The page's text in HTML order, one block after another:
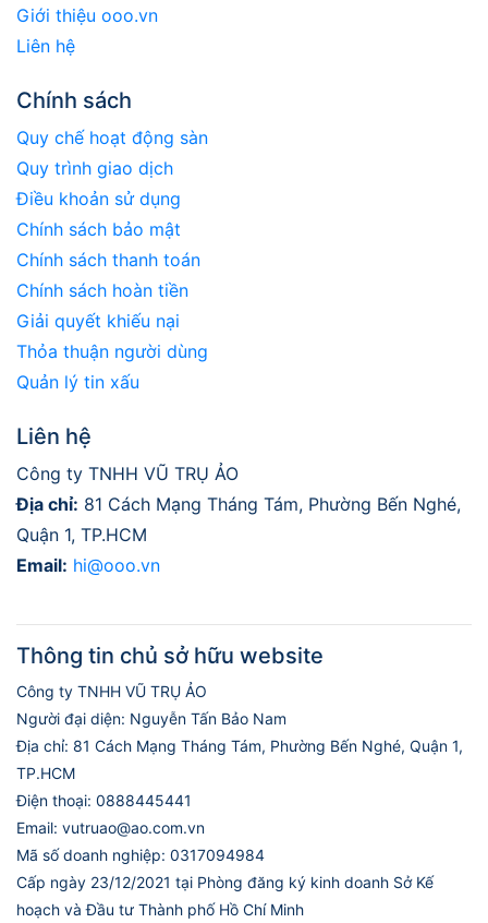
Giới thiệu ooo.vn
Liên hệ
Chính sách
Quy chế hoạt động sàn
Quy trình giao dịch
Điều khoản sử dụng
Chính sách bảo mật
Chính sách thanh toán
Chính sách hoàn tiền
Giải quyết khiếu nại
Thỏa thuận người dùng
Quản lý tin xấu
Liên hệ
Công ty TNHH VŨ TRỤ ẢO
Địa chỉ: 81 Cách Mạng Tháng Tám, Phường Bến Nghé,
Quận 1, TP.HCM
Email: hi@ooo.vn
Thông tin chủ sở hữu website
Công ty TNHH VŨ TRỤ ẢO
Người đại diện: Nguyễn Tấn Bảo Nam
Địa chỉ: 81 Cách Mạng Tháng Tám, Phường Bến Nghé, Quận 1,
TP.HCM
Điện thoại: 0888445441
Email: vutruao@ao.com.vn
Mã số doanh nghiệp: 0317094984
Cấp ngày 23/12/2021 tại Phòng đăng ký kinh doanh Sở Kế
hoạch và Đầu tư Thành phố Hồ Chí Minh